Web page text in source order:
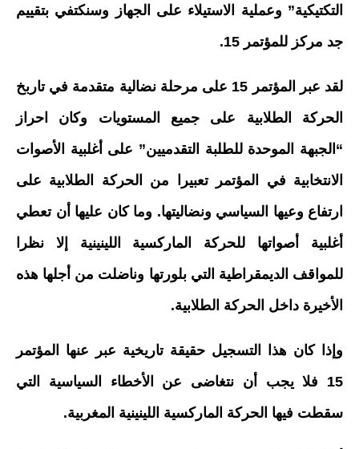
التكتيكية” وعملية الاستيلاء على الجهاز وسنكتفي بتقييم
جد مركز للمؤتمر 15.
لقد عبر المؤتمر 15 على مرحلة نضالية متقدمة في تاربخ
الحركة الطلابية على جميع المستويات وكان احراز
“الجبهة الموحدة للطلبة التقدميين” على أغلبية الأصوات
الانتخابية في المؤتمر تعبيرا من الحركة الطلابية على
ارتفاع وعيها السياسي ونضاليتها. وما كان عليها أن تعطي
أغلبية أصواتها للحركة الماركسية اللينينية إلا نظرا
للمواقف الديمقراطية التي بلورتها وناضلت من أجلها هذه
الأخيرة داخل الحركة الطلابية.
وإذا كان هذا التسجيل حقيقة تاريخية عبر عنها المؤتمر
15 فلا يجب أن نتغاضى عن الأخطاء السياسية التي
سقطت فيها الحركة الماركسية اللينينية المغربية.